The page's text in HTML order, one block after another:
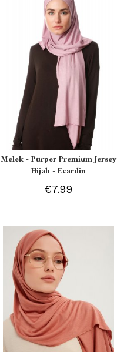
Melek - Purper Premium Jersey
Hijab - Ecardin
€7.99